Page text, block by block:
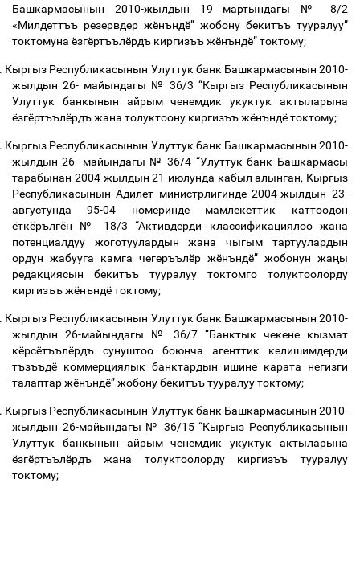
Башкармасынын 2010-жылдын 19 мартындагы № 8/2
«Милдеттъъ резервдер жёнъндё” жобону бекитъъ тууралуу”
токтомуна ёзгёртъълёрдъ киргизъъ жёнъндё” токтому;
Кыргыз Республикасынын Улуттук банк Башкармасынын 2010-
жылдын 26- майындагы № 36/3 “Кыргыз Республикасынын
Улуттук банкынын айрым ченемдик укуктук актыларына
ёзгёртъълёрдъ жана толуктоону киргизъъ жёнъндё токтому;
Кыргыз Республикасынын Улуттук банк Башкармасынын 2010-
жылдын 26- майындагы № 36/4 “Улуттук банк Башкармасы
тарабынан 2004-жылдын 21-июлунда кабыл алынган, Кыргыз
Республикасынын Адилет министрлигинде 2004-жылдын 23-
августунда 95-04 номеринде мамлекеттик каттоодон
ёткёрългён № 18/3 “Активдерди классификациялоо жана
потенциалдуу жоготуулардын жана чыгым тартуулардын
ордун жабууга камга чегеръълёр жёнъндё” жобонун жаңы
редакциясын бекитъъ тууралуу токтомго толуктоолорду
киргизъъ жёнъндё токтому;
Кыргыз Республикасынын Улуттук банк Башкармасынын 2010-
жылдын 26-майындагы № 36/7 “Банктык чекене кызмат
кёрсётъълёрдъ сунуштоо боюнча агенттик келишимдерди
тъзъъдё коммерциялык банктардын ишине карата негизги
талаптар жёнъндё” жобону бекитъъ тууралуу токтому;
Кыргыз Республикасынын Улуттук банк Башкармасынын 2010-
жылдын 26-майындагы № 36/15 “Кыргыз Республикасынын
Улуттук банкынын айрым ченемдик укуктук актыларына
ёзгёртъълёрдъ жана толуктоолорду киргизъъ тууралуу
токтому;